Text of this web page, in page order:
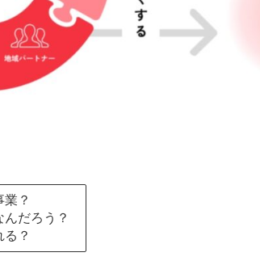
？
だろう？
？